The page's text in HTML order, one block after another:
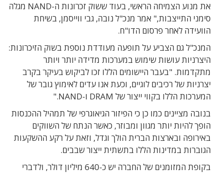
את מנוע הצמיחה הראשי, בעוד ששוק זכרונות ה-NAND מגלה
סימני התייצבות," אמר מנכ"ל נובה, גבי ווייסמן, בשיחת
הוועידה לאחר פרסום הדו"ח.
המנכ"ל גם הצביע על תופעה מעודדת נוספת בשוק הזיכרונות:
היצרניות עושות שימוש במערכות מדידה יותר ויותר
מתקדמות. "בעבר היישומים הללו זכו לביקוש בעיקר בקרב
יצרניות של רכיבים לוגיים, וכעת אנו עדים לאימוץ גובר של
המערכות הללו בקווי ייצור של DRAM ו-NAND."
בנובה מציינים כמו כן כי הפיזור הגיאוגרפי של תמהיל ההכנסות
הופך להיות יותר מגוון ומבוזר, כאשר הנתח של השווקים
באירופה ובארצות הברית הולך וגדל, וזאת על רקע ההשקעות
הגוברות במדינות הללו בתשתית ייצור שבבים.
בקופת המזומנים של החברה יש כ-640 מיליון דולר, ולדברי